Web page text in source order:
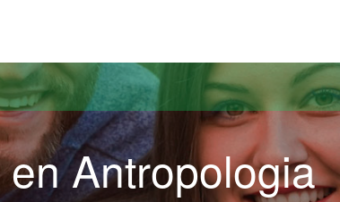
Antropologia